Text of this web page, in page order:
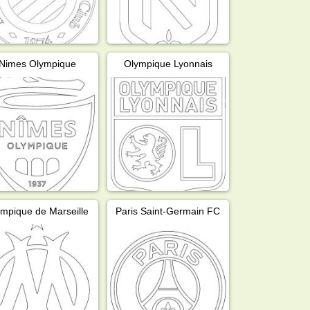
Olympique Olympique Lyonnais
de Marseille Paris Saint-Germain FC